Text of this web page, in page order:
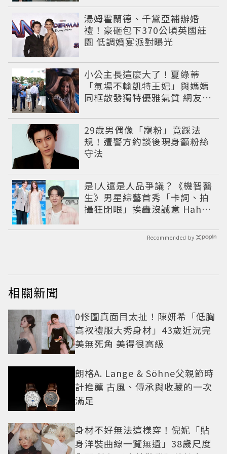
湯姆霍蘭德、千黛亞補辦婚
禮！豪砸包下370公頃英國莊
園 低調婚宴派對曝光
小公主長這麼大了！夏綠蒂
「氣場不輸凱特王妃」與媽媽
同框散發獨特優雅氣質 網友狂
29歲男偶像「寵粉」竟踩法
規！遭警方約談後現身籲粉絲
守法
是I人還是人品爭議？《機智醫
生》男星綜藝首秀「卡詞、拍
攝狂閉眼」挨轟沒誠意 Haha
Recommended by
相關新聞
0修圖真面目太扯！陳妍希「低胸
高衩禮服大秀身材」43歲近況完
美無死角 美得很高級
朗格A. Lange & Söhne父親節時
計推薦 古風、傳承與收藏的一次
滿足
身材不好無法這樣穿！倪妮「貼
身洋裝曲線一覽無遺」38歲尺度